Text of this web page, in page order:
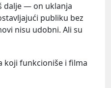
dalje — on uklanja
publiku bez
nisu udobni. Ali su
koji funkcioniše i filma